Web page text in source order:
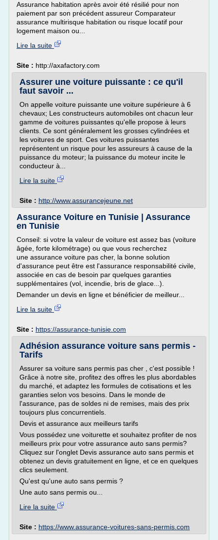
Assurance habitation après avoir été résilié pour non
paiement par son précédent assureur Comparateur
assurance multirisque habitation ou risque locatif pour
logement maison ou...
Lire la suite
Site : http://axafactory.com
Assurer une voiture puissante : ce qu'il
faut savoir ...
On appelle voiture puissante une voiture supérieure à 6
chevaux; Les constructeurs automobiles ont chacun leur
gamme de voitures puissantes qu'elle propose à leurs
clients. Ce sont généralement les grosses cylindrées et
les voitures de sport. Ces voitures puissantes
représentent un risque pour les assureurs à cause de la
puissance du moteur; la puissance du moteur incite le
conducteur à...
Lire la suite
Site : http://www.assurancejeune.net
Assurance Voiture en Tunisie | Assurance
en Tunisie
Conseil: si votre la valeur de voiture est assez bas (voiture
âgée, forte kilométrage) ou que vous recherchez
une assurance voiture pas cher, la bonne solution
d'assurance peut être est l'assurance responsabilité civile,
associée en cas de besoin par quelques garanties
supplémentaires (vol, incendie, bris de glace...).
Demander un devis en ligne et bénéficier de meilleur...
Lire la suite
Site : https://assurance-tunisie.com
Adhésion assurance voiture sans permis -
Tarifs
Assurer sa voiture sans permis pas cher , c'est possible !
Grâce à notre site, profitez des offres les plus abordables
du marché, et adaptez les formules de cotisations et les
garanties selon vos besoins. Dans le monde de
l'assurance, pas de soldes ni de remises, mais des prix
toujours plus concurrentiels.
Devis et assurance aux meilleurs tarifs
Vous possédez une voiturette et souhaitez profiter de nos
meilleurs prix pour votre assurance auto sans permis?
Cliquez sur l'onglet Devis assurance auto sans permis et
obtenez un devis gratuitement en ligne, et ce en quelques
clics seulement.
Qu'est qu'une auto sans permis ?
Une auto sans permis ou...
Lire la suite
Site : https://www.assurance-voitures-sans-permis.com